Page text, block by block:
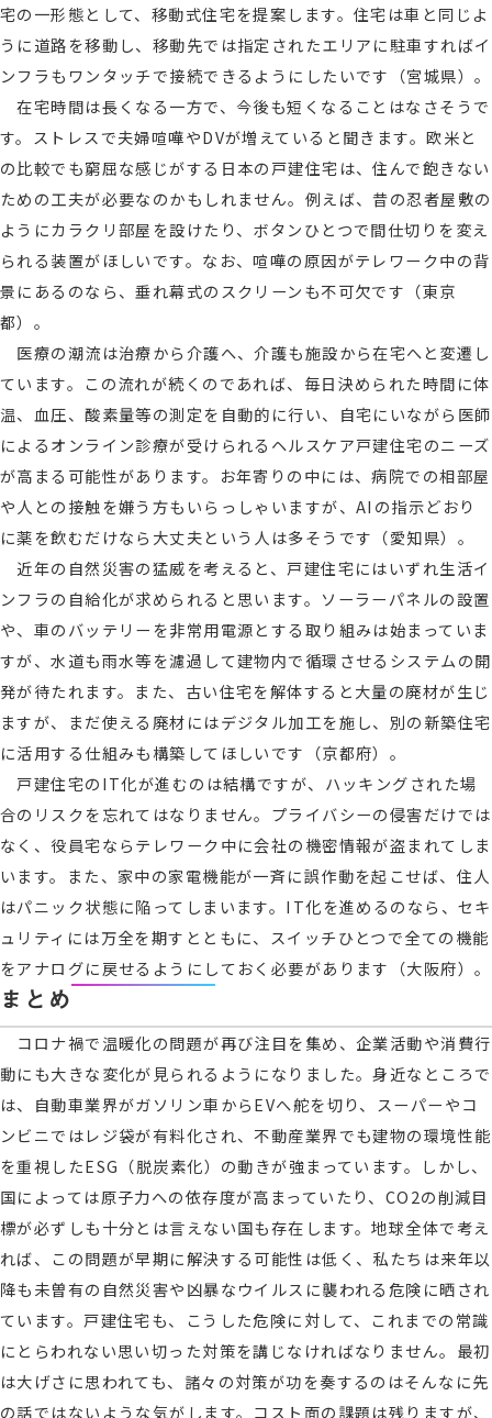
宅の一形態として、移動式住宅を提案します。住宅は車と同じよ
うに道路を移動し、移動先では指定されたエリアに駐車すればイ
ンフラもワンタッチで接続できるようにしたいです（宮城県）。
在宅時間は長くなる一方で、今後も短くなることはなさそうで
す。ストレスで夫婦喧嘩やDVが増えていると聞きます。欧米と
の比較でも窮屈な感じがする日本の戸建住宅は、住んで飽きない
ための工夫が必要なのかもしれません。例えば、昔の忍者屋敷の
ようにカラクリ部屋を設けたり、ボタンひとつで間仕切りを変え
られる装置がほしいです。なお、喧嘩の原因がテレワーク中の背
景にあるのなら、垂れ幕式のスクリーンも不可欠です（東京
都）。
医療の潮流は治療から介護へ、介護も施設から在宅へと変遷し
ています。この流れが続くのであれば、毎日決められた時間に体
温、血圧、酸素量等の測定を自動的に行い、自宅にいながら医師
によるオンライン診療が受けられるヘルスケア戸建住宅のニーズ
が高まる可能性があります。お年寄りの中には、病院での相部屋
や人との接触を嫌う方もいらっしゃいますが、AIの指示どおり
に薬を飲むだけなら大丈夫という人は多そうです（愛知県）。
近年の自然災害の猛威を考えると、戸建住宅にはいずれ生活イ
ンフラの自給化が求められると思います。ソーラーパネルの設置
や、車のバッテリーを非常用電源とする取り組みは始まっていま
すが、水道も雨水等を濾過して建物内で循環させるシステムの開
発が待たれます。また、古い住宅を解体すると大量の廃材が生じ
ますが、まだ使える廃材にはデジタル加工を施し、別の新築住宅
に活用する仕組みも構築してほしいです（京都府）。
戸建住宅のIT化が進むのは結構ですが、ハッキングされた場
合のリスクを忘れてはなりません。プライバシーの侵害だけでは
なく、役員宅ならテレワーク中に会社の機密情報が盗まれてしま
います。また、家中の家電機能が一斉に誤作動を起こせば、住人
はパニック状態に陥ってしまいます。IT化を進めるのなら、セキ
ュリティには万全を期すとともに、スイッチひとつで全ての機能
をアナログに戻せるようにしておく必要があります（大阪府）。
まとめ
コロナ禍で温暖化の問題が再び注目を集め、企業活動や消費行
動にも大きな変化が見られるようになりました。身近なところで
は、自動車業界がガソリン車からEVへ舵を切り、スーパーやコ
ンビニではレジ袋が有料化され、不動産業界でも建物の環境性能
を重視したESG（脱炭素化）の動きが強まっています。しかし、
国によっては原子力への依存度が高まっていたり、CO2の削減目
標が必ずしも十分とは言えない国も存在します。地球全体で考え
れば、この問題が早期に解決する可能性は低く、私たちは来年以
降も未曽有の自然災害や凶暴なウイルスに襲われる危険に晒され
ています。戸建住宅も、こうした危険に対して、これまでの常識
にとらわれない思い切った対策を講じなければなりません。最初
は大げさに思われても、諸々の対策が功を奏するのはそんなに先
の話ではないような気がします。コスト面の課題は残りますが、